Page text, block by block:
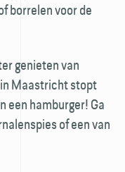
borrelen voor de
genieten van
in Maastricht stopt
een hamburger! Ga
of een van